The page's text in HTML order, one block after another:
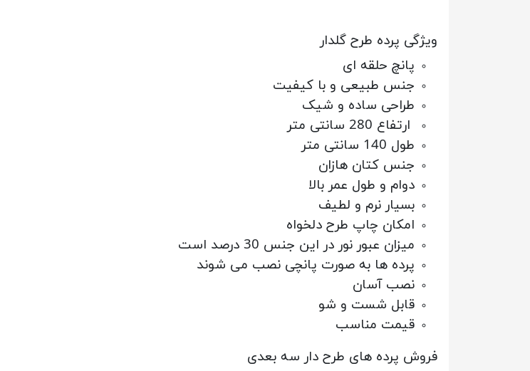
ویژگی پرده طرح گلدار
پانچ حلقه ای
جنس طبیعی و با کیفیت
طراحی ساده و شیک
ارتفاع 280 سانتی متر
طول 140 سانتی متر
جنس کتان هازان
دوام و طول عمر بالا
بسیار نرم و لطیف
امکان چاپ طرح دلخواه
میزان عبور نور در این جنس 30 درصد است
پرده ها به صورت پانچی نصب می شوند
نصب آسان
قابل شست و شو
قیمت مناسب
فروش پرده های طرح دار سه بعدی